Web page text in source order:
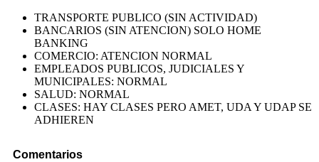
TRANSPORTE PUBLICO (SIN ACTIVIDAD)
BANCARIOS (SIN ATENCION) SOLO HOME
BANKING
COMERCIO: ATENCION NORMAL
EMPLEADOS PUBLICOS, JUDICIALES Y
MUNICIPALES: NORMAL
SALUD: NORMAL
CLASES: HAY CLASES PERO AMET, UDA Y UDAP SE
ADHIEREN
Comentarios